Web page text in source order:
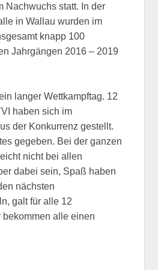
Nachwuchs statt. In der
in Wallau wurden im
knapp 100
Jahrgängen 2016 – 2019
langer Wettkampftag. 12
haben sich im
der Konkurrenz gestellt.
gegeben. Bei der ganzen
nicht bei allen
dabei sein, Spaß haben
nächsten
galt für alle 12
bekommen alle einen